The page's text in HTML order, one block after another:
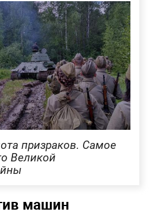
призраков. Самое
Великой
машин